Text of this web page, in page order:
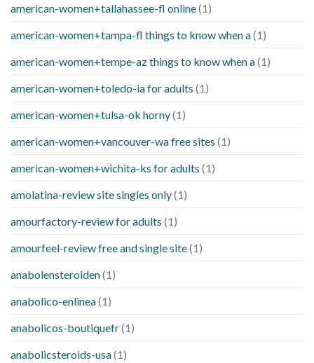
american-women+tallahassee-fl online(1)
american-women+tampa-fl things to know when a(1)
american-women+tempe-az things to know when a(1)
american-women+toledo-ia for adults (1)
american-women+tulsa-ok horny(1)
american-women+vancouver-wa free sites (1)
american-women+wichita-ks for adults (1)
amolatina-review site singles only(1)
amourfactory-review for adults (1)
amourfeel-review free and single site(1)
anabolensteroiden(1)
anabolico-enlinea(1)
anabolicos-boutiquefr(1)
anabolicsteroids-usa(1)